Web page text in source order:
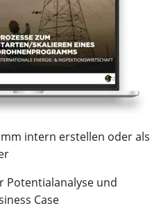
intern erstellen oder als
Potentialanalyse und
Case